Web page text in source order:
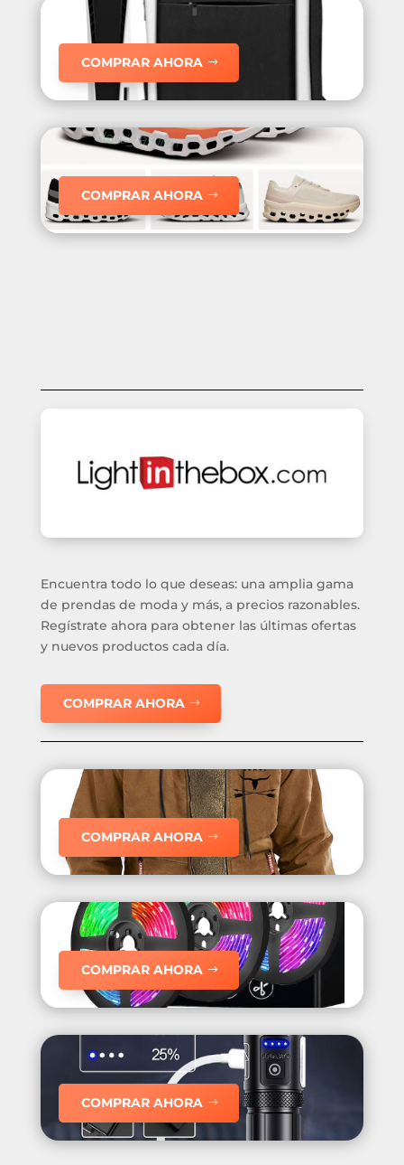
COMPRAR AHORA
COMPRAR AHORA
Encuentra todo lo que deseas: una amplia gama
de prendas de moda y más, a precios razonables.
Regístrate ahora para obtener las últimas ofertas
y nuevos productos cada día.
COMPRAR AHORA
COMPRAR AHORA
COMPRAR AHORA
COMPRAR AHORA